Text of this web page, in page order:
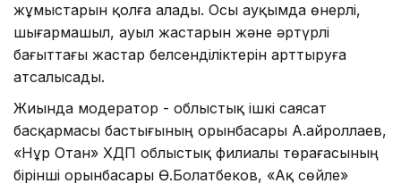
жұмыстарын қолға алады. Осы ауқымда өнерлі,
шығармашыл, ауыл жастарын және әртүрлі
бағыттағы жастар белсенділіктерін арттыруға
атсалысады.
Жиында модератор - облыстық ішкі саясат
басқармасы бастығының орынбасары А.Қайроллаев,
«Нұр Отан» ХДП облыстық филиалы төрағасының
бірінші орынбасары Ө.Болатбеков, «Ақ сөйле»